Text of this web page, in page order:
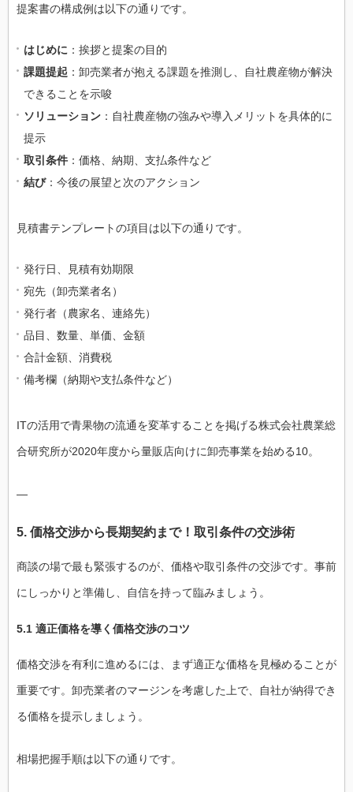
提案書の構成例は以下の通りです。
はじめに ：挨拶と提案の目的
課題提起 ：卸売業者が抱える課題を推測し、自社農産物が解決
できることを示唆
ソリューション ：自社農産物の強みや導入メリットを具体的に
提示
取引条件 ：価格、納期、支払条件など
結び：今後の展望と次のアクション
見積書テンプレートの項目は以下の通りです。
発行日、見積有効期限
宛先（卸売業者名）
発行者（農家名、連絡先）
品目、数量、単価、金額
合計金額、消費税
備考欄（納期や支払条件など）
ITの活用で青果物の流通を変革することを掲げる株式会社農業総
合研究所が2020年度から量販店向けに卸売事業を始める10。
—
5. 価格交渉から長期契約まで！取引条件の交渉術
商談の場で最も緊張するのが、価格や取引条件の交渉です。事前
にしっかりと準備し、自信を持って臨みましょう。
5.1 適正価格を導く価格交渉のコツ
価格交渉を有利に進めるには、まず適正な価格を見極めることが
重要です。卸売業者のマージンを考慮した上で、自社が納得でき
る価格を提示しましょう。
相場把握手順は以下の通りです。